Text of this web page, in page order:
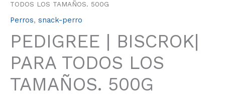
TODOS LOS TAMAÑOS. 500G
Perros, snack-perro
PEDIGREE | BISCROK|
PARA TODOS LOS
TAMAÑOS. 500G